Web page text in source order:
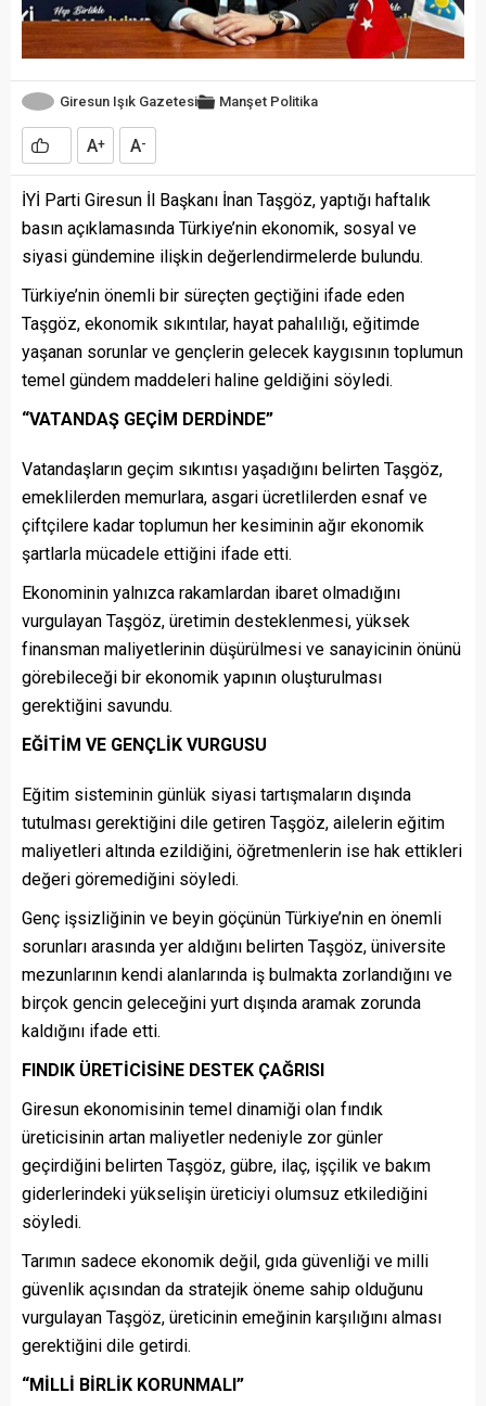
Giresun Işık Gazetesi Manşet Politika
A+ A-
İYİ Parti Giresun İl Başkanı İnan Taşgöz, yaptığı haftalık
basın açıklamasında Türkiye’nin ekonomik, sosyal ve
siyasi gündemine ilişkin değerlendirmelerde bulundu.
Türkiye’nin önemli bir süreçten geçtiğini ifade eden
Taşgöz, ekonomik sıkıntılar, hayat pahalılığı, eğitimde
yaşanan sorunlar ve gençlerin gelecek kaygısının toplumun
temel gündem maddeleri haline geldiğini söyledi.
“VATANDAŞ GEÇİM DERDİNDE”
Vatandaşların geçim sıkıntısı yaşadığını belirten Taşgöz,
emeklilerden memurlara, asgari ücretlilerden esnaf ve
çiftçilere kadar toplumun her kesiminin ağır ekonomik
şartlarla mücadele ettiğini ifade etti.
Ekonominin yalnızca rakamlardan ibaret olmadığını
vurgulayan Taşgöz, üretimin desteklenmesi, yüksek
finansman maliyetlerinin düşürülmesi ve sanayicinin önünü
görebileceği bir ekonomik yapının oluşturulması
gerektiğini savundu.
EĞİTİM VE GENÇLİK VURGUSU
Eğitim sisteminin günlük siyasi tartışmaların dışında
tutulması gerektiğini dile getiren Taşgöz, ailelerin eğitim
maliyetleri altında ezildiğini, öğretmenlerin ise hak ettikleri
değeri göremediğini söyledi.
Genç işsizliğinin ve beyin göçünün Türkiye’nin en önemli
sorunları arasında yer aldığını belirten Taşgöz, üniversite
mezunlarının kendi alanlarında iş bulmakta zorlandığını ve
birçok gencin geleceğini yurt dışında aramak zorunda
kaldığını ifade etti.
FINDIK ÜRETİCİSİNE DESTEK ÇAĞRISI
Giresun ekonomisinin temel dinamiği olan fındık
üreticisinin artan maliyetler nedeniyle zor günler
geçirdiğini belirten Taşgöz, gübre, ilaç, işçilik ve bakım
giderlerindeki yükselişin üreticiyi olumsuz etkilediğini
söyledi.
Tarımın sadece ekonomik değil, gıda güvenliği ve milli
güvenlik açısından da stratejik öneme sahip olduğunu
vurgulayan Taşgöz, üreticinin emeğinin karşılığını alması
gerektiğini dile getirdi.
“MİLLİ BİRLİK KORUNMALI”